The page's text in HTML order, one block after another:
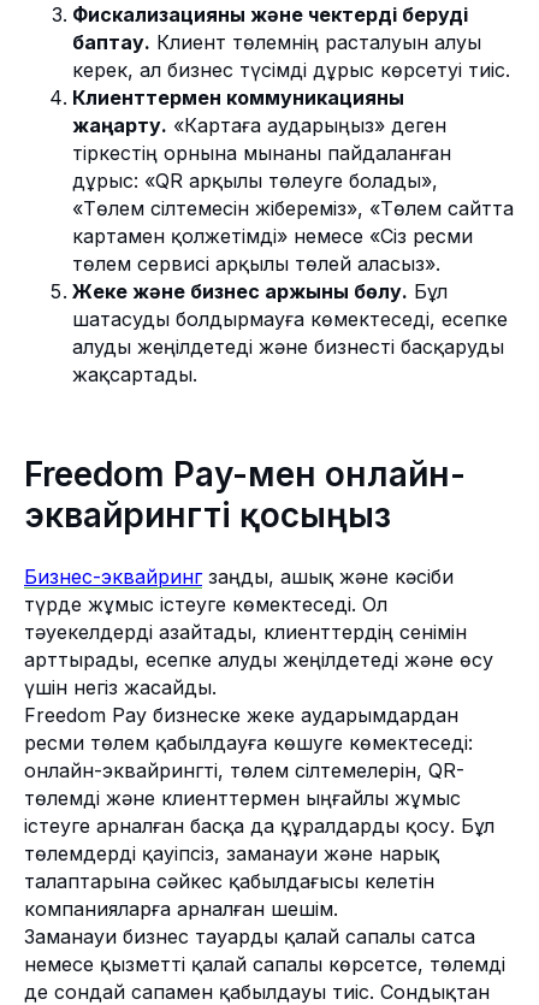
Фискализацияны және чектерді беруді
баптау. Клиент төлемнің расталуын алуы
керек, ал бизнес түсімді дұрыс көрсетуі тиіс.
Клиенттермен коммуникацияны
жаңарту. «Картаға аударыңыз» деген
тіркестің орнына мынаны пайдаланған
дұрыс: «QR арқылы төлеуге болады»,
«Төлем сілтемесін жібереміз», «Төлем сайтта
картамен қолжетімді» немесе «Сіз ресми
төлем сервисі арқылы төлей аласыз».
Жеке және бизнес қаржыны бөлу. Бұл
шатасуды болдырмауға көмектеседі, есепке
алуды жеңілдетеді және бизнесті басқаруды
жақсартады.
Freedom Pay-мен онлайн-
эквайрингті қосыңыз
Бизнес-эквайрингзаңды, ашық және кәсіби
түрде жұмыс істеуге көмектеседі. Ол
тәуекелдерді азайтады, клиенттердің сенімін
арттырады, есепке алуды жеңілдетеді және өсу
үшін негіз жасайды.
Freedom Pay бизнеске жеке аударымдардан
ресми төлем қабылдауға көшуге көмектеседі:
онлайн-эквайрингті, төлем сілтемелерін, QR-
төлемді және клиенттермен ыңғайлы жұмыс
істеуге арналған басқа да құралдарды қосу. Бұл
төлемдерді қауіпсіз, заманауи және нарық
талаптарына сәйкес қабылдағысы келетін
компанияларға арналған шешім.
Заманауи бизнес тауарды қалай сапалы сатса
немесе қызметті қалай сапалы көрсетсе, төлемді
де сондай сапамен қабылдауы тиіс. Сондықтан